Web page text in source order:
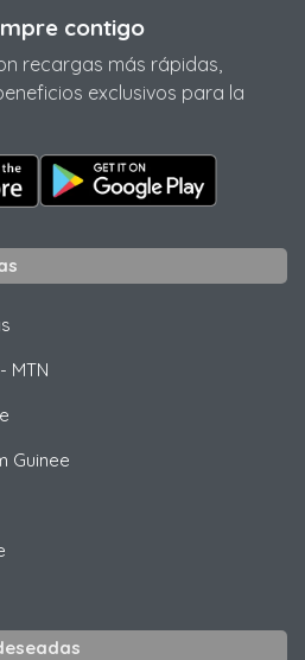
contigo
recargas más rápidas,
exclusivos para la
- MTN
Guinee